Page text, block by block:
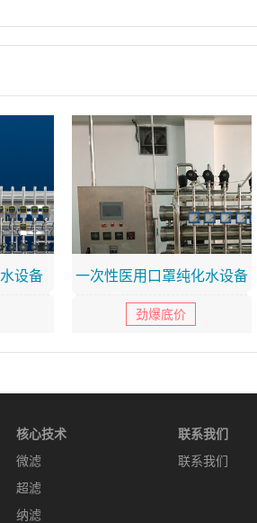
设备 一次性医用口罩纯化水设备
劲爆底价
核心技术
微滤
超滤
纳滤
联系我们
联系我们